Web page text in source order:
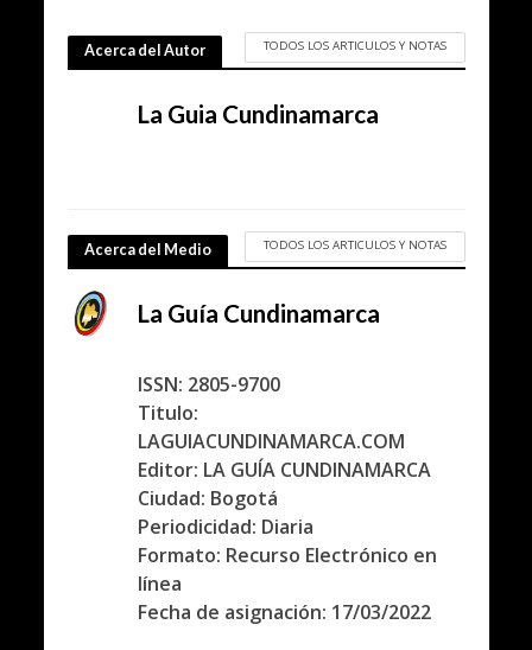
Acerca del Autor TODOS LOS ARTICULOS Y NOTAS
La Guia Cundinamarca
Acerca del Medio TODOS LOS ARTICULOS Y NOTAS
La Guía Cundinamarca
ISSN: 2805-9700
Titulo:
LAGUIACUNDINAMARCA.COM
Editor: LA GUÍA CUNDINAMARCA
Ciudad: Bogotá
Periodicidad: Diaria
Formato: Recurso Electrónico en
línea
Fecha de asignación: 17/03/2022